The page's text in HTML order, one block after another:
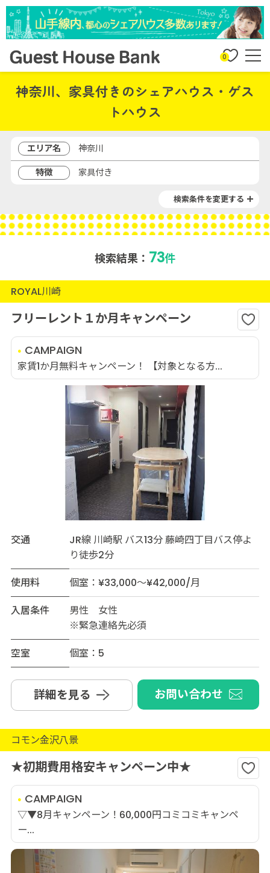
0
神奈川、家具付きのシェアハウス・ゲス
トハウス
エリア名
神奈川
特徴
家具付き
検索条件を変更する
検索結果： 73件
ROYAL川崎
フリーレント１か月キャンペーン
CAMPAIGN
家賃1か月無料キャンペーン！ 【対象となる方...
交通
JR線 川崎駅 バス13分 藤崎四丁目バス停よ
り徒歩2分
使用料
個室：¥33,000～¥42,000/月
入居条件
男性 女性
※緊急連絡先必須
空室
個室：5
詳細を見る お問い合わせ
コモン金沢八景
★初期費用格安キャンペーン中★
CAMPAIGN
▽▼8月キャンペーン！60,000円コミコミキャンペ
ー...